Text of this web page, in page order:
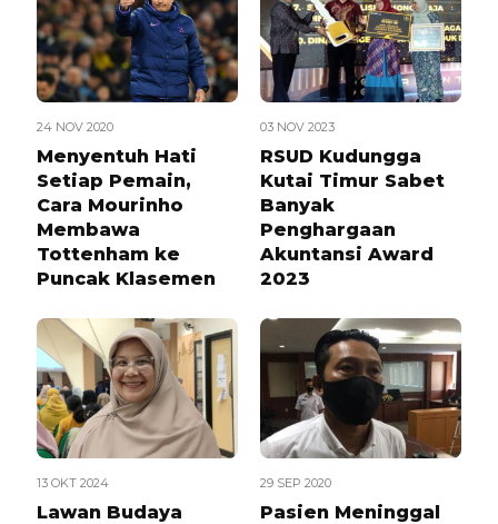
24 NOV 2020
Menyentuh Hati
Setiap Pemain,
Cara Mourinho
Membawa
Tottenham ke
Puncak Klasemen
03 NOV 2023
RSUD Kudungga
Kutai Timur Sabet
Banyak
Penghargaan
Akuntansi Award
2023
13 OKT 2024
Lawan Budaya
29 SEP 2020
Pasien Meninggal